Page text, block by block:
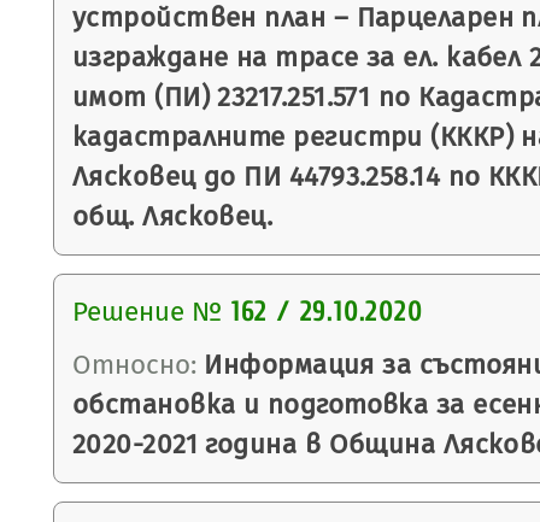
устройствен план – Парцеларен
изграждане на трасе за ел. кабел
имот (ПИ) 23217.251.571 по
кадастралните регистри (КККР)
Лясковец до ПИ 44793.258.14 по
общ. Лясковец.
Решение № 162 / 29.10.2020
Относно: Информация за
обстановка и подготовка за
2020-2021 година в Община